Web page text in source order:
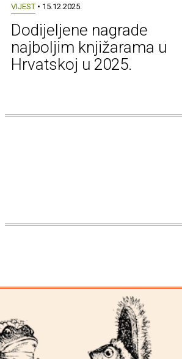
VIJEST• 15.12.2025.
Dodijeljene nagrade
najboljim knjižarama u
Hrvatskoj u 2025.